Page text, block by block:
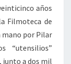
años
Filmoteca de
mano por Pilar
“utensilios”
junto a dos mil